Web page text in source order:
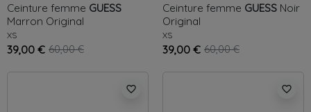
Ceinture femme GUESS
Marron Original
XS
39,00 € 60,00 €
Ceinture femme GUESS Noir
Original
XS
39,00 € 60,00 €
favorite_border favorite_border